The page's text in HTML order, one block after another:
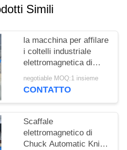
Simili
la macchina per affilare
i coltelli industriale
elettromagnetica di
1600mm lavora l'alta
precisione a macchina
negotiable MOQ:1 insieme
CONTATTO
Scaffale
elettromagnetico di
Chuck Automatic Knife